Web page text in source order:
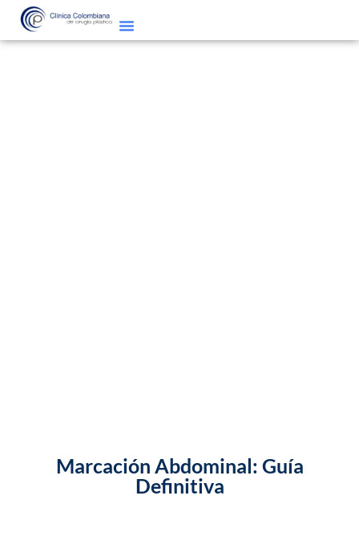
Marcación Abdominal: Guía
Definitiva